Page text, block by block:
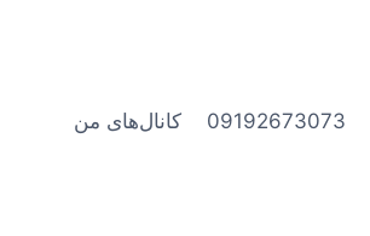
09192673073 کانال‌های من